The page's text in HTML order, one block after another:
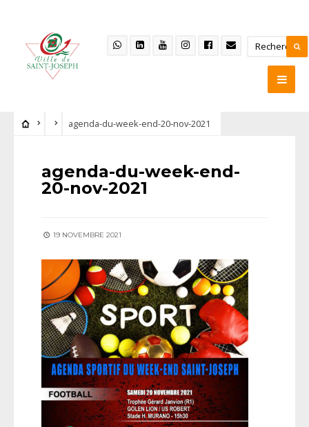
agenda-du-week-end-20-nov-2021
agenda-du-week-end-
20-nov-2021
19 NOVEMBRE 2021